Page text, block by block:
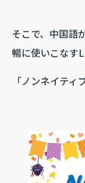
そこで、中国語
暢に使いこなす
「ノンネイティ